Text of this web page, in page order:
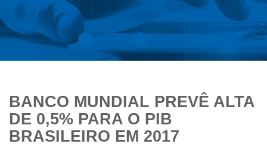
BANCO MUNDIAL PREVÊ ALTA
DE 0,5% PARA O PIB
BRASILEIRO EM 2017